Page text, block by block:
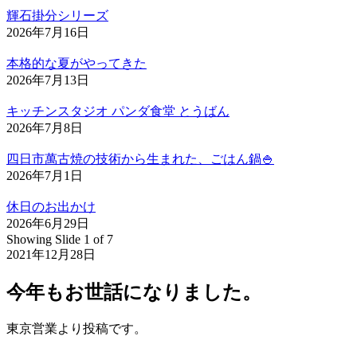
輝石掛分シリーズ
2026年7月16日
本格的な夏がやってきた
2026年7月13日
キッチンスタジオ パンダ食堂 とうばん
2026年7月8日
四日市萬古焼の技術から生まれた、ごはん鍋🍚
2026年7月1日
休日のお出かけ
2026年6月29日
Showing Slide 1 of 7
2021年12月28日
今年もお世話になりました。
東京営業より投稿です。